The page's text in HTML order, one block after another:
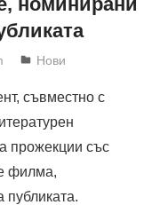
Нови
съвместно с
прожекции със
филма,
публиката.